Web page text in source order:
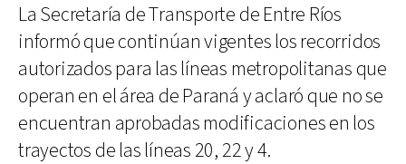
La Secretaría de Transporte de Entre Ríos
informó que continúan vigentes los recorridos
autorizados para las líneas metropolitanas que
operan en el área de Paraná y aclaró que no se
encuentran aprobadas modificaciones en los
trayectos de las líneas 20, 22 y 4.